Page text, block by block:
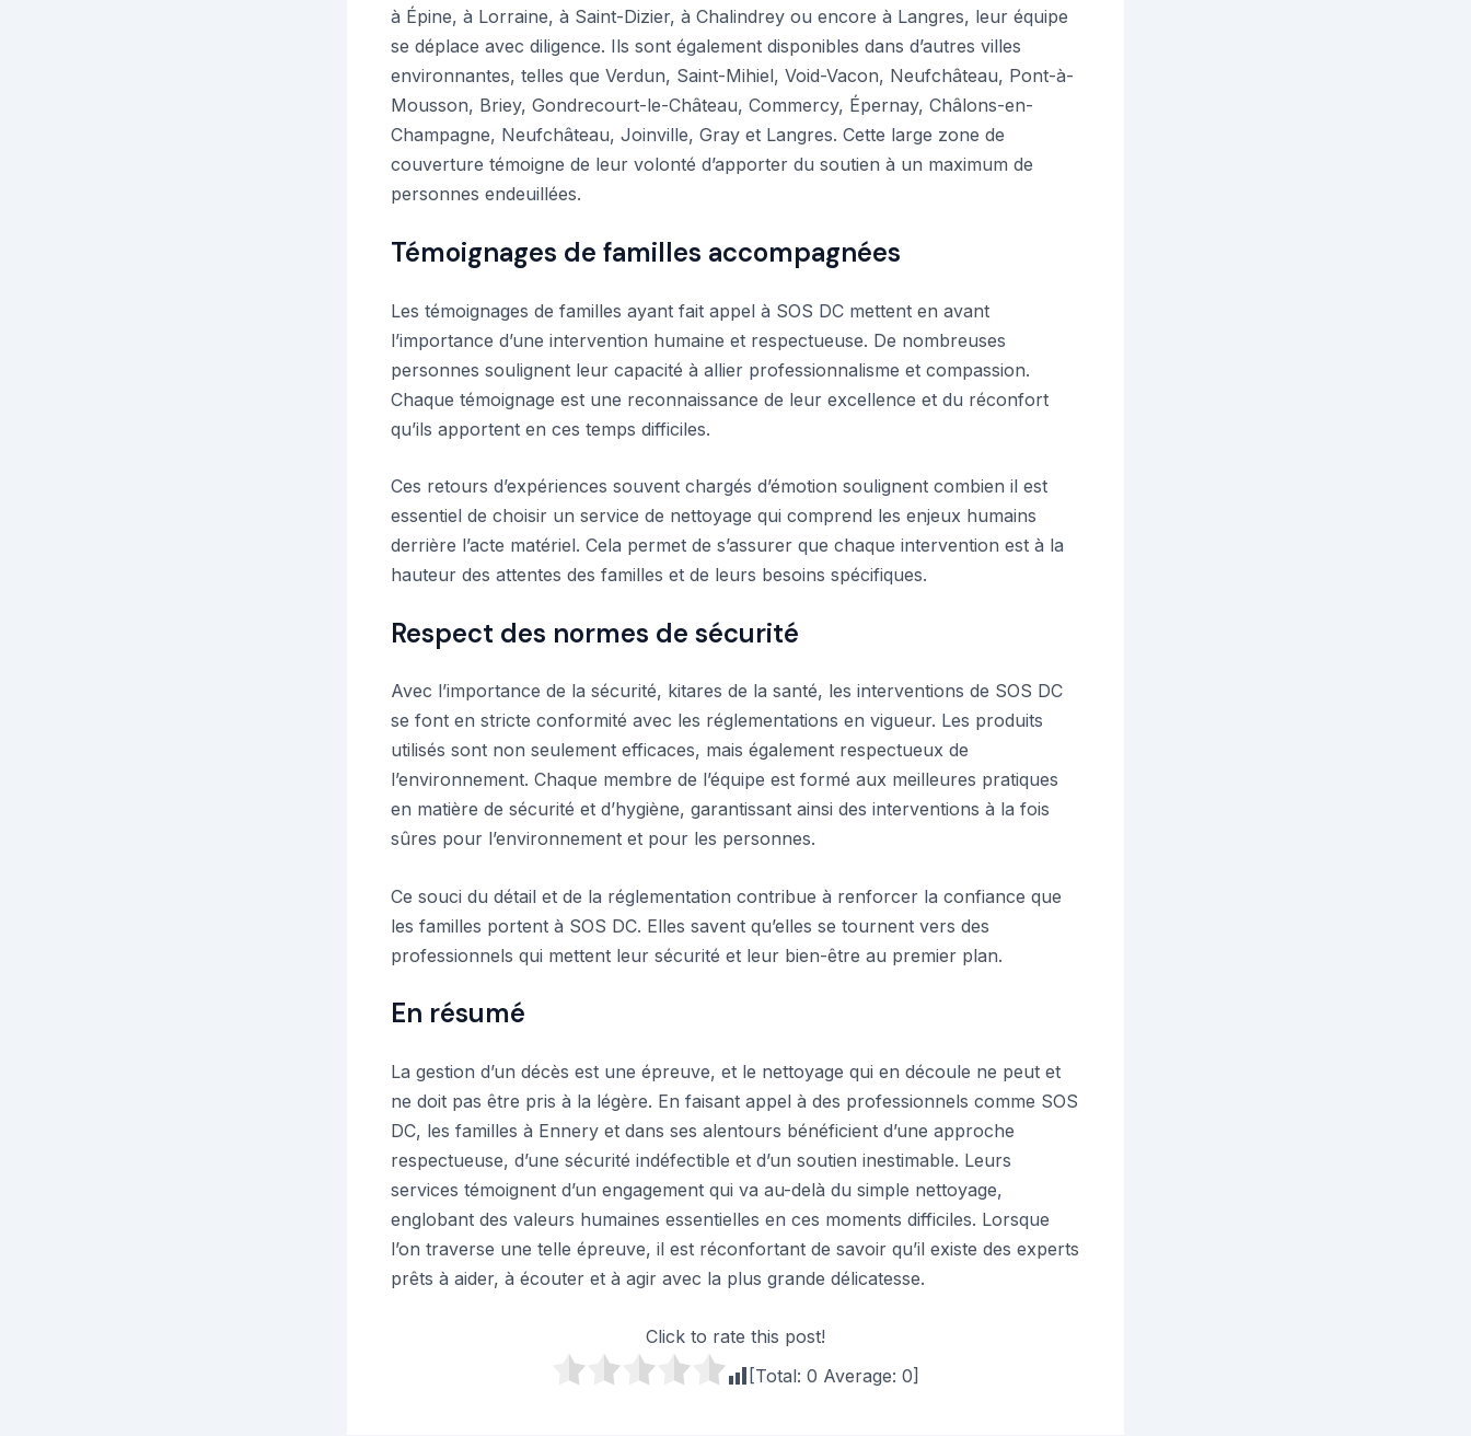
à Épine, à Lorraine, à Saint-Dizier, à Chalindrey ou encore à Langres, leur équipe
se déplace avec diligence. Ils sont également disponibles dans d’autres villes
environnantes, telles que Verdun, Saint-Mihiel, Void-Vacon, Neufchâteau, Pont-à-
Mousson, Briey, Gondrecourt-le-Château, Commercy, Épernay, Châlons-en-
Champagne, Neufchâteau, Joinville, Gray et Langres. Cette large zone de
couverture témoigne de leur volonté d’apporter du soutien à un maximum de
personnes endeuillées.
Témoignages de familles accompagnées
Les témoignages de familles ayant fait appel à SOS DC mettent en avant
l’importance d’une intervention humaine et respectueuse. De nombreuses
personnes soulignent leur capacité à allier professionnalisme et compassion.
Chaque témoignage est une reconnaissance de leur excellence et du réconfort
qu’ils apportent en ces temps difficiles.
Ces retours d’expériences souvent chargés d’émotion soulignent combien il est
essentiel de choisir un service de nettoyage qui comprend les enjeux humains
derrière l’acte matériel. Cela permet de s’assurer que chaque intervention est à la
hauteur des attentes des familles et de leurs besoins spécifiques.
Respect des normes de sécurité
Avec l’importance de la sécurité, kitares de la santé, les interventions de SOS DC
se font en stricte conformité avec les réglementations en vigueur. Les produits
utilisés sont non seulement efficaces, mais également respectueux de
l’environnement. Chaque membre de l’équipe est formé aux meilleures pratiques
en matière de sécurité et d’hygiène, garantissant ainsi des interventions à la fois
sûres pour l’environnement et pour les personnes.
Ce souci du détail et de la réglementation contribue à renforcer la confiance que
les familles portent à SOS DC. Elles savent qu’elles se tournent vers des
professionnels qui mettent leur sécurité et leur bien-être au premier plan.
En résumé
La gestion d’un décès est une épreuve, et le nettoyage qui en découle ne peut et
ne doit pas être pris à la légère. En faisant appel à des professionnels comme SOS
DC, les familles à Ennery et dans ses alentours bénéficient d’une approche
respectueuse, d’une sécurité indéfectible et d’un soutien inestimable. Leurs
services témoignent d’un engagement qui va au-delà du simple nettoyage,
englobant des valeurs humaines essentielles en ces moments difficiles. Lorsque
l’on traverse une telle épreuve, il est réconfortant de savoir qu’il existe des experts
prêts à aider, à écouter et à agir avec la plus grande délicatesse.
Click to rate this post!
[Total: 0 Average: 0]